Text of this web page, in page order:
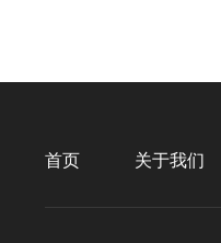
首页 关于我们